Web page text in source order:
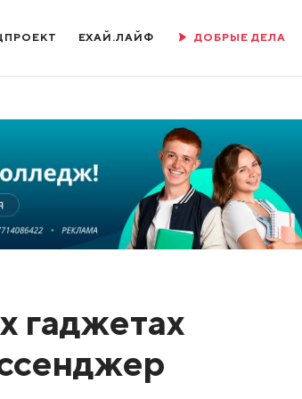
ЕХАЙ.ЛАЙФ ДОБРЫЕ ДЕЛА
гаджетах